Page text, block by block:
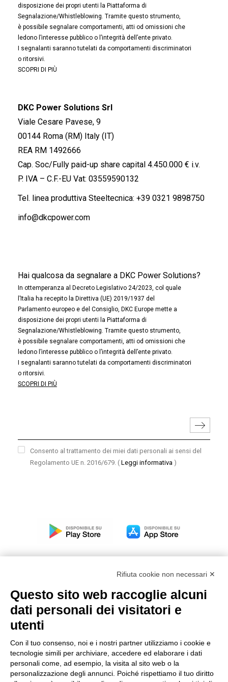
disposizione dei propri utenti la Piattaforma di
Segnalazione/Whistleblowing. Tramite questo strumento,
è possibile segnalare comportamenti, atti od omissioni che
ledono l’interesse pubblico o l’integrità dell’ente privato.
I segnalanti saranno tutelati da comportamenti discriminatori
o ritorsivi.
SCOPRI DI PIÙ
DKC Power Solutions Srl
Viale Cesare Pavese, 9
00144 Roma (RM) Italy (IT)
REA RM 1492666
Cap. Soc/Fully paid-up share capital 4.450.000 € i.v.
P. IVA – C.F.-EU Vat: 03559590132
Tel. linea produttiva Steeltecnica: +39 0321 9898750
info@dkcpower.com
Hai qualcosa da segnalare a DKC Power Solutions?
In ottemperanza al Decreto Legislativo 24/2023, col quale
l’Italia ha recepito la Direttiva (UE) 2019/1937 del
Parlamento europeo e del Consiglio, DKC Europe mette a
disposizione dei propri utenti la Piattaforma di
Segnalazione/Whistleblowing. Tramite questo strumento,
è possibile segnalare comportamenti, atti od omissioni che
ledono l’interesse pubblico o l’integrità dell’ente privato.
I segnalanti saranno tutelati da comportamenti discriminatori
o ritorsivi.
SCOPRI DI PIÙ
Consento al trattamento dei miei dati personali ai sensi del
Regolamento UE n. 2016/679. ( Leggi informativa )
Modello organizzativo, gestione e controllo – D. lgs.
231/2001
Condizioni generali di vendita DKC Power Solutions
Condizioni generali di acquisto
Codice etico
Rifiuta cookie non necessari ✕
Questo sito web raccoglie alcuni
dati personali dei visitatori e
utenti
Con il tuo consenso, noi e i nostri partner utilizziamo i cookie e
tecnologie simili per archiviare, accedere ed elaborare i dati
personali come, ad esempio, la visita al sito web o la
personalizzazione degli annunci. Poiché rispettiamo il tuo diritto